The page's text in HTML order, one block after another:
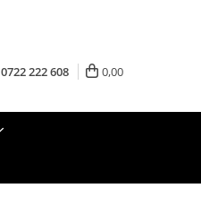
0722 222 608 0,00